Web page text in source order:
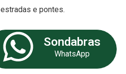
e pontes.
Sondabras
WhatsApp